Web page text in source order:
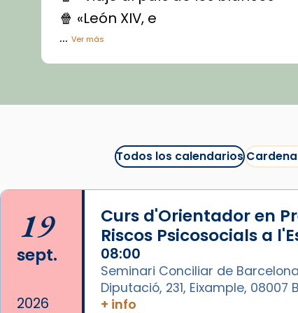
🍿 «León XIV, e
...Ver más
Vídeo
La Carmina va patir depressió.
arribar el seu testimoni al papa
Lleó XIV.
Recupera l'entrevista
compVatican News tican News 👇
www.vaticannews.va/es/iglesia/
Todos los calendarios
19
sept.
2026
Curs d'Orientador en
Riscos Psicosocials a
08:00
Seminari Conciliar de
Diputació, 231, Eixample, 08007
+ info